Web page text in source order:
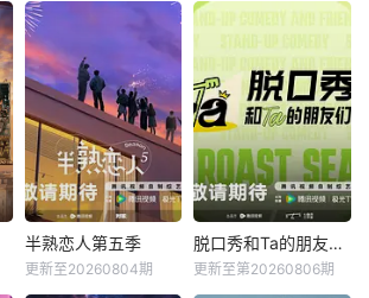
半熟恋人第五季
更新至20260804期
脱口秀和Ta的朋友们第三季
更新至第20260806期